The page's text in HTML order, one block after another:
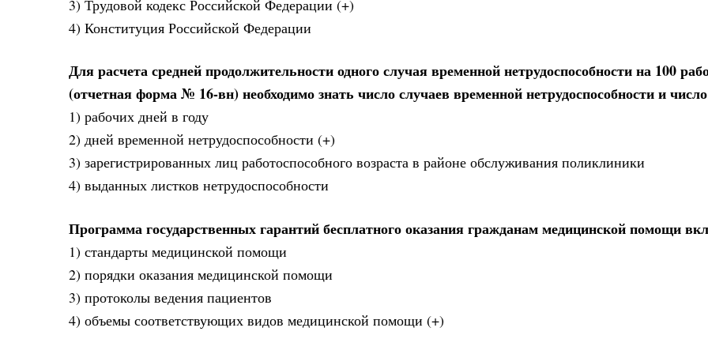
3) Трудовой кодекс Российской Федерации (+)
4) Конституция Российской Федерации
Для расчета средней продолжительности одного случая временной нетрудоспособности на 100
(отчетная форма № 16-вн) необходимо знать число случаев временной нетрудоспособности и число
1) рабочих дней в году
2) дней временной нетрудоспособности (+)
3) зарегистрированных лиц работоспособного возраста в районе обслуживания поликлиники
4) выданных листков нетрудоспособности
Программа государственных гарантий бесплатного оказания гражданам медицинской помощи
1) стандарты медицинской помощи
2) порядки оказания медицинской помощи
3) протоколы ведения пациентов
4) объемы соответствующих видов медицинской помощи (+)